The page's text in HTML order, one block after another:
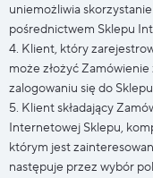
uniemożliwia
pośrednictwem Sklepu
4. Klient, który
może złożyć
zalogowaniu się do
5. Klient składający
Internetowej Sklepu,
którym jest
następuje przez wybór